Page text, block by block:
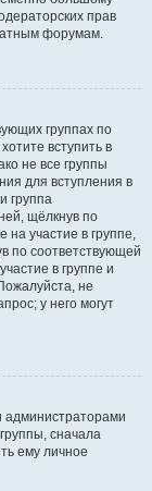
прав
форумам.
группах по
вступить в
не все группы
для вступления в
группа
щёлкнув по
на участие в группе,
по соответствующей
в группе и
не
у него могут
администраторами
сначала
ему личное